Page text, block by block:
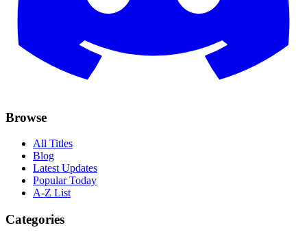
Browse
All Titles
Blog
Latest Updates
Popular Today
A-Z List
Categories